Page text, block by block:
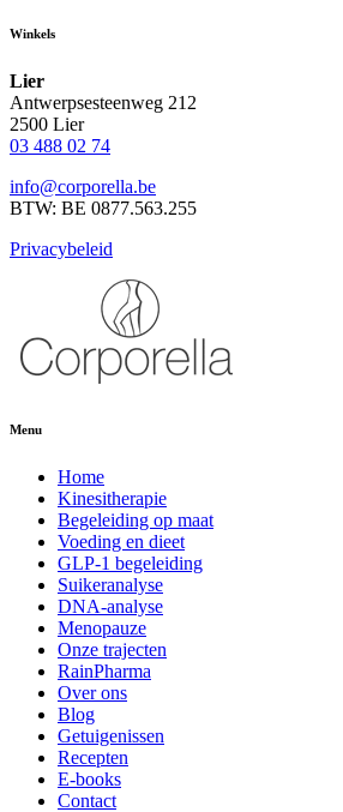
Winkels
Lier
Antwerpsesteenweg 212
2500 Lier
03 488 02 74
info@corporella.be
BTW: BE 0877.563.255
Privacybeleid
Menu
Home
Kinesitherapie
Begeleiding op maat
Voeding en dieet
GLP-1 begeleiding
Suikeranalyse
DNA-analyse
Menopauze
Onze trajecten
RainPharma
Over ons
Blog
Getuigenissen
Recepten
E-books
Contact